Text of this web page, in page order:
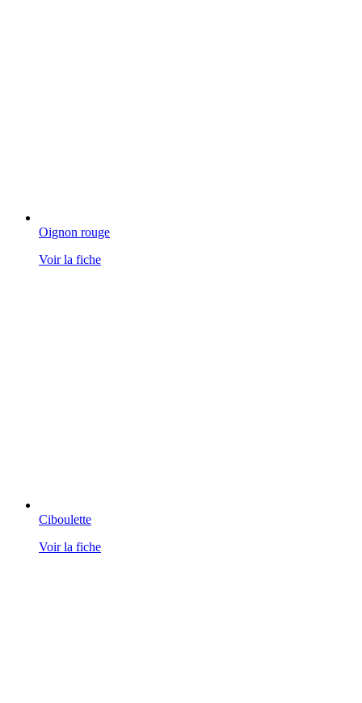
Oignon rouge
Voir la fiche
Ciboulette
Voir la fiche